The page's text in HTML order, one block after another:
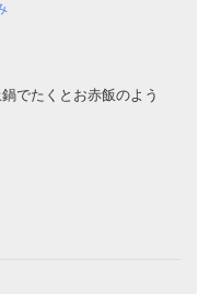
でたくとお赤飯のよう